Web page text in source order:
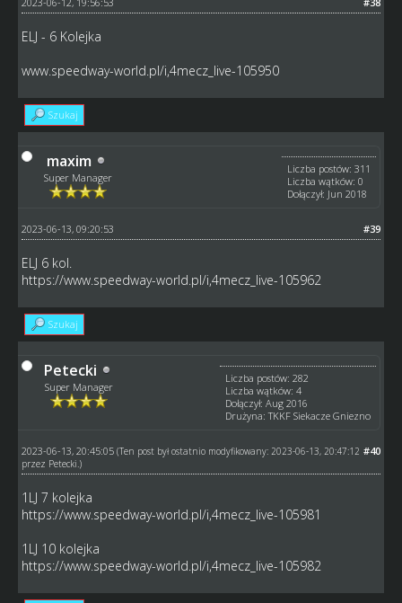
ELJ - 6 Kolejka
www.speedway-world.pl/i,4mecz_live-105950
Szukaj
maxim
Super Manager
Liczba postów: 311
Liczba wątków: 0
Dołączył: Jun 2018
#39
2023-06-13, 09:20:53
ELJ 6 kol.
https://www.speedway-world.pl/i,4mecz_live-105962
Szukaj
Petecki
Super Manager
Liczba postów: 282
Liczba wątków: 4
Dołączył: Aug 2016
Drużyna: TKKF Siekacze Gniezno
#40
2023-06-13, 20:45:05 (Ten post był ostatnio modyfikowany: 2023-06-13, 20:47:12
przez Petecki .)
1LJ 7 kolejka
https://www.speedway-world.pl/i,4mecz_live-105981
1LJ 10 kolejka
https://www.speedway-world.pl/i,4mecz_live-105982